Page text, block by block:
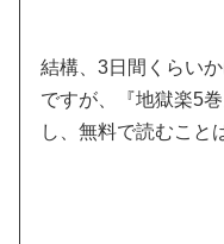
結構、3日間くらい
ですが、『地獄楽5
し、無料で読むこと